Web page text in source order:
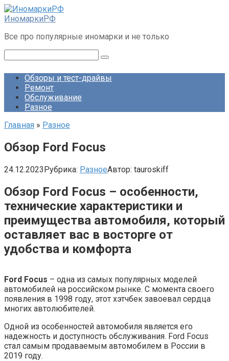
Перейти
к
ИномаркиРФ
Все про популярные иномарки и не только
Обзоры и тест-драйвы
Ремонт
Обслуживание
Разное
Главная » Разное
Обзор Ford Focus
24.12.2023Рубрика: РазноеАвтор: tauroskiff
Обзор Ford Focus – особенности,
технические характеристики и
преимущества автомобиля, который
оставляет вас в восторге от
удобства и комфорта
Ford Focus – одна из самых популярных моделей
автомобилей на российском рынке. С момента своего
появления в 1998 году, этот хэтчбек завоевал сердца
многих автолюбителей.
Одной из особенностей автомобиля является его
надежность и доступность обслуживания. Ford Focus
стал самым продаваемым автомобилем в России в
2019 году.